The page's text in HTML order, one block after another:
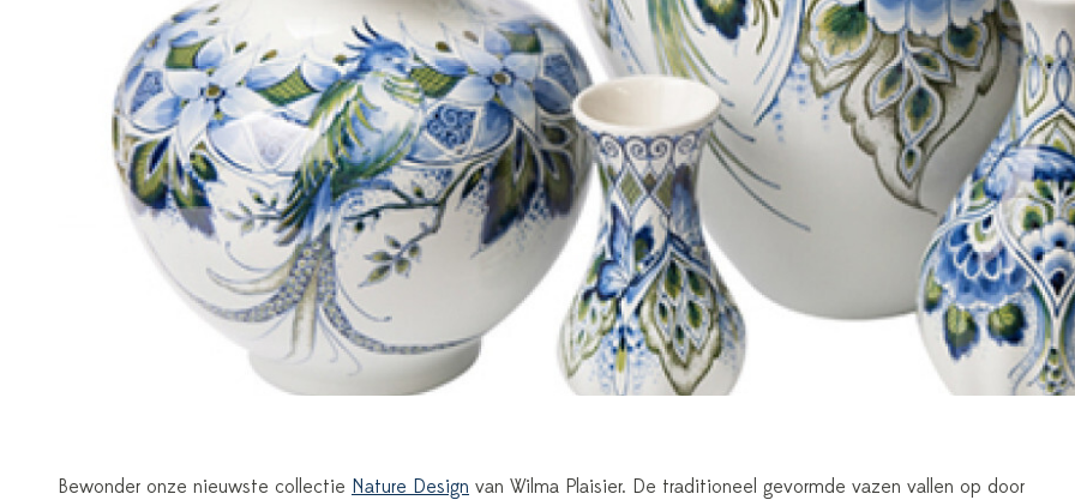
Bewonder onze nieuwste collectie Nature Design van Wilma Plaisier. De traditioneel gevormde vazen vallen op door